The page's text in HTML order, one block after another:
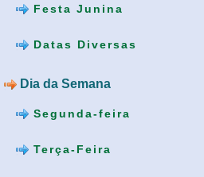
Festa Junina
Datas Diversas
Dia da Semana
Segunda-feira
Terça-Feira